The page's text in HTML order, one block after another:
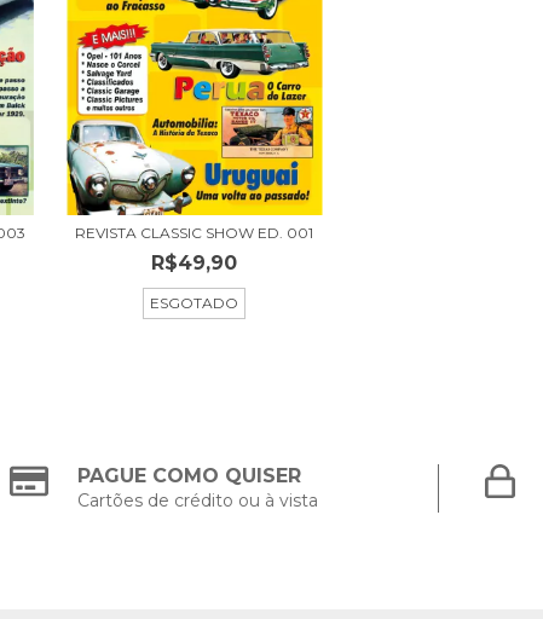
REVISTA CLASSIC SHOW ED. 001
R$49,90
ESGOTADO
PAGUE COMO QUISER
Cartões de crédito ou à vista